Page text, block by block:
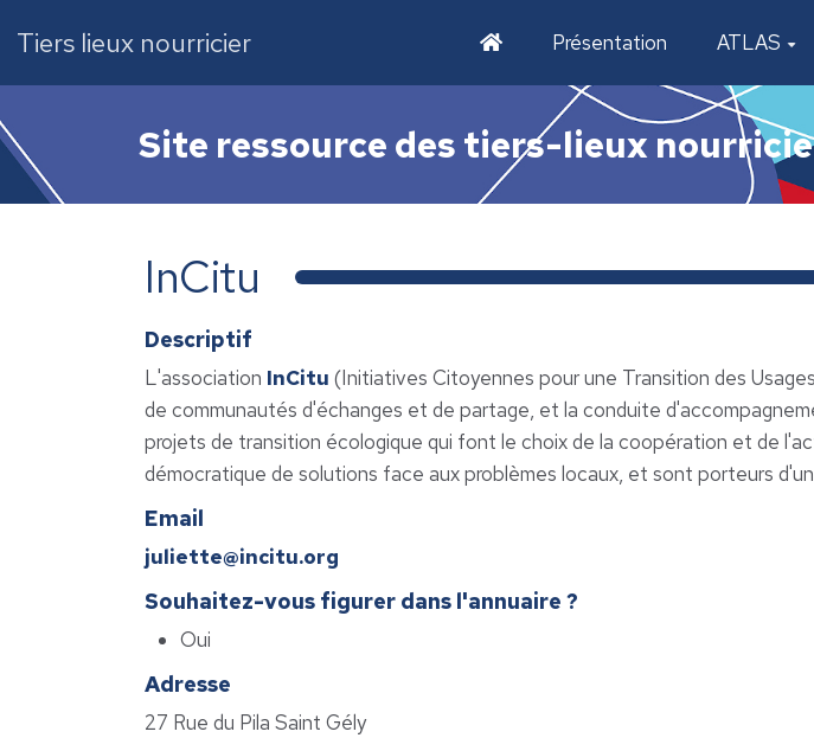
Tiers lieux nourricier Présentation ATLAS
Site ressource des tiers-lieux
InCitu
Descriptif
L'association InCitu (Initiatives Citoyennes pour une Transition des
de communautés d'échanges et de partage, et la conduite
projets de transition écologique qui font le choix de la coopération et de
démocratique de solutions face aux problèmes locaux, et sont porteurs
Email
juliette@incitu.org
Souhaitez-vous figurer dans l'annuaire ?
Oui
Adresse
27 Rue du Pila Saint Gély